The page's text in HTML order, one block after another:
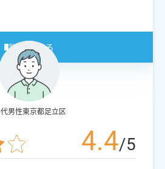
詳細を見る
男性東京都足立区
4.4/5